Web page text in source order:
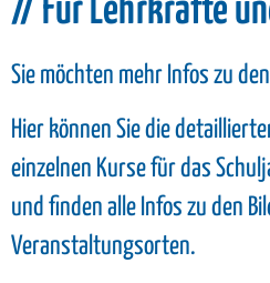
// Für Lehrkräfte
Sie möchten mehr Infos zu
Hier können Sie die
einzelnen Kurse für das
und finden alle Infos zu den
Veranstaltungsorten.